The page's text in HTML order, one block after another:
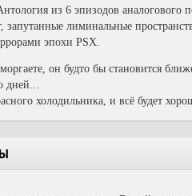
из 6 эпизодов аналогового
запутанные лиминальные
эпохи PSX.
он будто бы становится
дней...
холодильника, и всё будет